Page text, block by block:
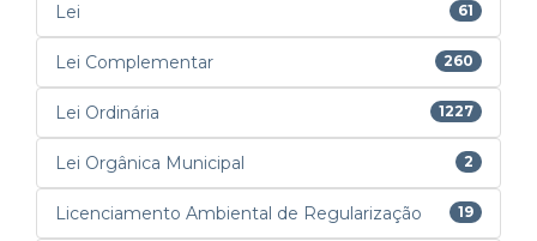
Lei 61
Lei Complementar 260
Lei Ordinária 1227
Lei Orgânica Municipal 2
Licenciamento Ambiental de Regularização 19